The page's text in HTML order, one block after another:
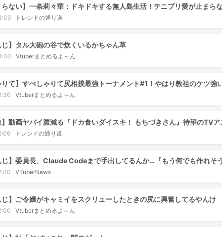
らない】一条莉々華：ドキドキする無人島生活！テニプリ愛が止まら
トレンドの通り道
じ】タル大砲の谷で炊くいるかちゃん草
Vtuberまとめるよ～ん
りて】すぺしゃりて尻相撲最強トーナメント#1！やはり教祖のケツ強
Vtuberまとめるよ～ん
】動画ヤバイ腹減る『ドカ食いダイスキ！ もちづきさん』待望のTV
トレンドの通り道
じ】委員長、Claude Codeまで手出してるんか…『もう何でも作れそう
VTuberNews
じ】ご令嬢がキャミイをスクリューしたときの尻に興奮してるやんけ
Vtuberまとめるよ～ん